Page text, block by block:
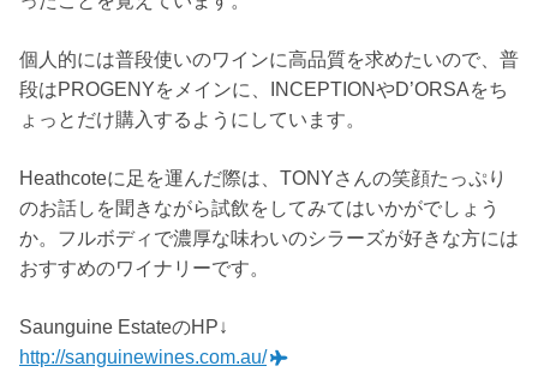
個人的には普段使いのワインに高品質を求めたいので、普
段はPROGENYをメインに、INCEPTIONやD’ORSAをち
ょっとだけ購入するようにしています。
Heathcoteに足を運んだ際は、TONYさんの笑顔たっぷり
のお話しを聞きながら試飲をしてみてはいかがでしょう
か。フルボディで濃厚な味わいのシラーズが好きな方には
おすすめのワイナリーです。
Saunguine EstateのHP↓
http://sanguinewines.com.au/